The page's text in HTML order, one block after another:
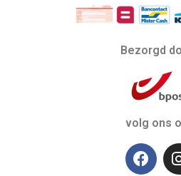
Bezorgd
volg ons